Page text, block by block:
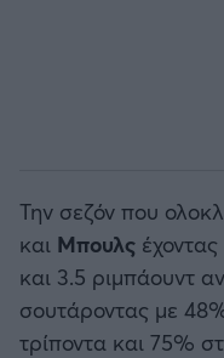
Την σεζόν που
και Μπουλς
και 3.5 ριμπάουντ
σουτάροντας με
τρίποντα και 75%